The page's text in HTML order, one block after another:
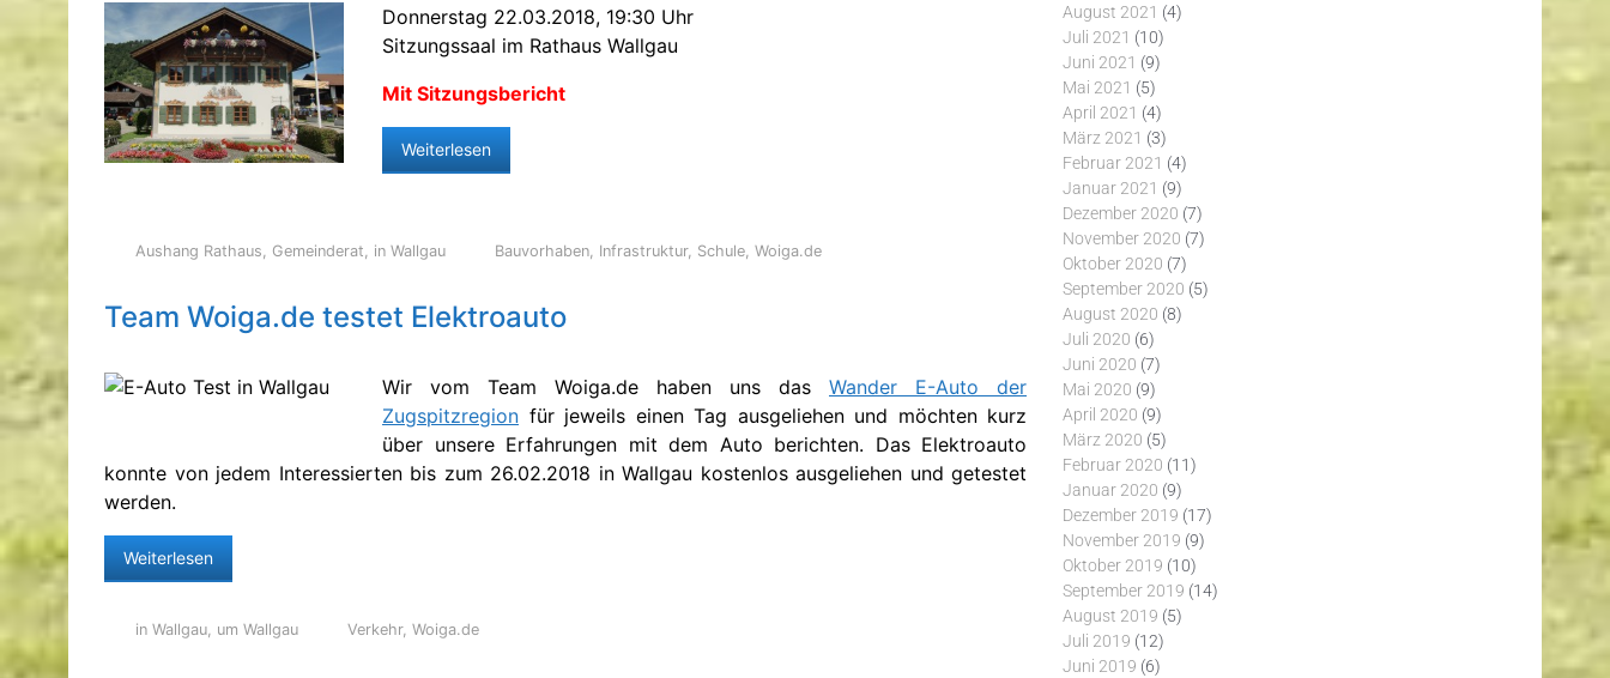
Donnerstag 22.03.2018, 19:30 Uhr
Sitzungssaal im Rathaus Wallgau
Mit Sitzungsbericht
Weiterlesen
Aushang Rathaus Gemeinderat in Wallgau Bauvorhaben Infrastruktur, Schule ,Woiga.de
Team Woiga.de testet Elektroauto
Wir vom Team Woiga.de haben uns das Wander E-Auto der
Zugspitzregion für jeweils einen Tag ausgeliehen und möchten kurz
über unsere Erfahrungen mit dem Auto berichten. Das Elektroauto
konnte von jedem Interessierten bis zum 26.02.2018 in Wallgau kostenlos ausgeliehen und getestet
werden.
Weiterlesen
in Wallgau, um Wallgau Verkehr,Woiga.de
August 2021 (4)
Juli 2021 (10)
Juni 2021 (9)
Mai 2021 (5)
April 2021 (4)
März 2021 (3)
Februar 2021 (4)
Januar 2021 (9)
Dezember 2020 (7)
November 2020 (7)
Oktober 2020 (7)
September 2020 (5)
August 2020 (8)
Juli 2020 (6)
Juni 2020 (7)
Mai 2020 (9)
April 2020 (9)
März 2020 (5)
Februar 2020 (11)
Januar 2020 (9)
Dezember 2019 (17)
November 2019 (9)
Oktober 2019 (10)
September 2019 (14)
August 2019 (5)
Juli 2019 (12)
Juni 2019 (6)